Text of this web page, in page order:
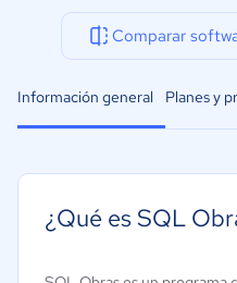
Comparar
Información general Planes y
¿Qué es SQL